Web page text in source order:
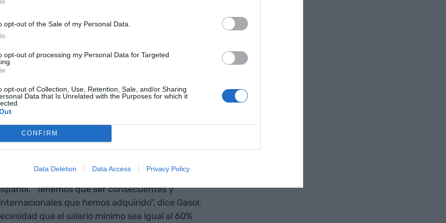
opt-out of the Sale of my Personal Data.
opt-out of processing my Personal Data for Targeted
opt-out of Collection, Use, Retention, Sale, and/or Sharing
Data that Is Unrelated with the Purposes for which it
CONFIRM
Data Deletion Data Access Privacy Policy
empresa
que los
no nos
a una remuneración suficiente que los
señala el artículo cuarto de la Carta Social
"Tenemos que ser consecuentes y
que hemos adquirido", dice Gasol.
que el salario mínimo sea igual al 60%